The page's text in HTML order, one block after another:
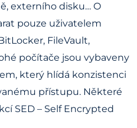
externího disku… O
pouze uživatelem
FileVault,
počítače jsou vybaveny
který hlídá konzistenci
přístupu. Některé
SED – Self Encrypted